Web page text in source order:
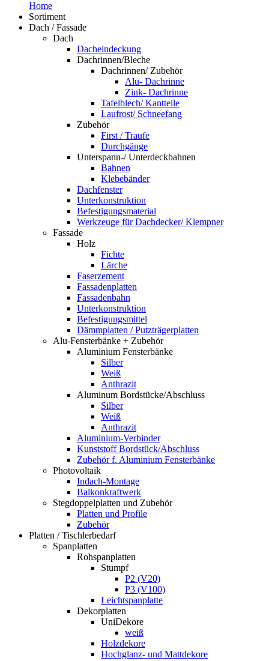
Home
Sortiment
Dach / Fassade
Dach
Dacheindeckung
Dachrinnen/Bleche
Dachrinnen/ Zubehör
Alu- Dachrinne
Zink- Dachrinne
Tafelblech/ Kantteile
Laufrost/ Schneefang
Zubehör
First / Traufe
Durchgänge
Unterspann-/ Unterdeckbahnen
Bahnen
Klebebänder
Dachfenster
Unterkonstruktion
Befestigungsmaterial
Werkzeuge für Dachdecker/ Klempner
Fassade
Holz
Fichte
Lärche
Faserzement
Fassadenplatten
Fassadenbahn
Unterkonstruktion
Befestigungsmittel
Dämmplatten / Putzträgerplatten
Alu-Fensterbänke + Zubehör
Aluminium Fensterbänke
Silber
Weiß
Anthrazit
Aluminum Bordstücke/Abschluss
Silber
Weiß
Anthrazit
Aluminium-Verbinder
Kunststoff Bordstück/Abschluss
Zubehör f. Aluminium Fensterbänke
Photovoltaik
Indach-Montage
Balkonkraftwerk
Stegdoppelplatten und Zubehör
Platten und Profile
Zubehör
Platten / Tischlerbedarf
Spanplatten
Rohspanplatten
Stumpf
P2 (V20)
P3 (V100)
Leichtspanplatte
Dekorplatten
UniDekore
weiß
Holzdekore
Hochglanz- und Mattdekore